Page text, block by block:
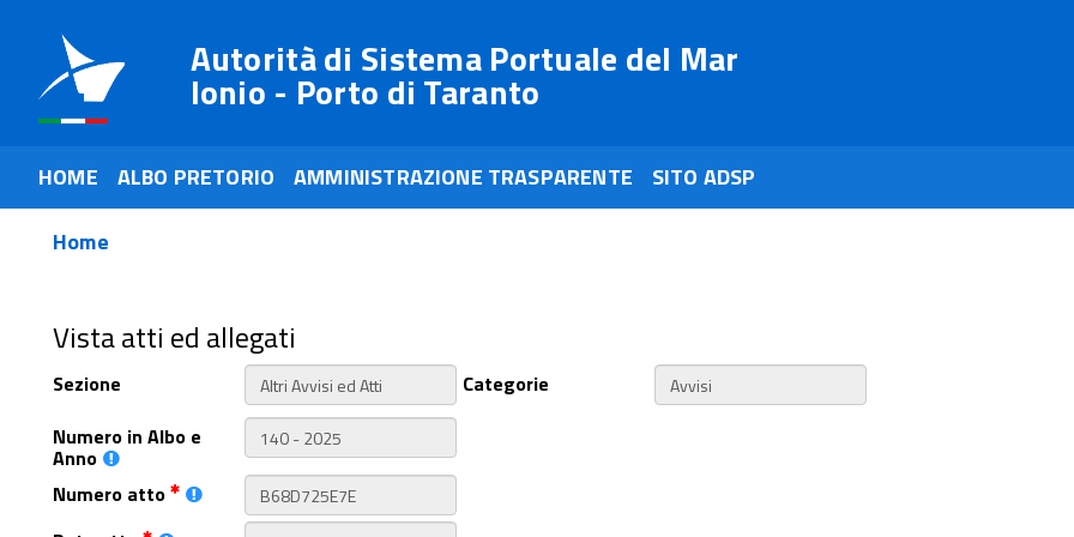
Autorità di Sistema Portuale del Mar
Ionio - Porto di Taranto
HOME ALBO PRETORIO AMMINISTRAZIONE TRASPARENTE
SITO ADSP
Home
Vista atti ed allegati
Sezione
Categorie
Numero in Albo e
Anno
Numero atto